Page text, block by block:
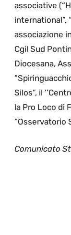
associative
international”,
associazione
Cgil Sud
Diocesana,
Silos”, il
la Pro Loco di
“Osservatorio
Comunicato